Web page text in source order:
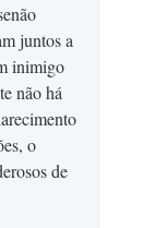
juntos a
inimigo
não há
o
de